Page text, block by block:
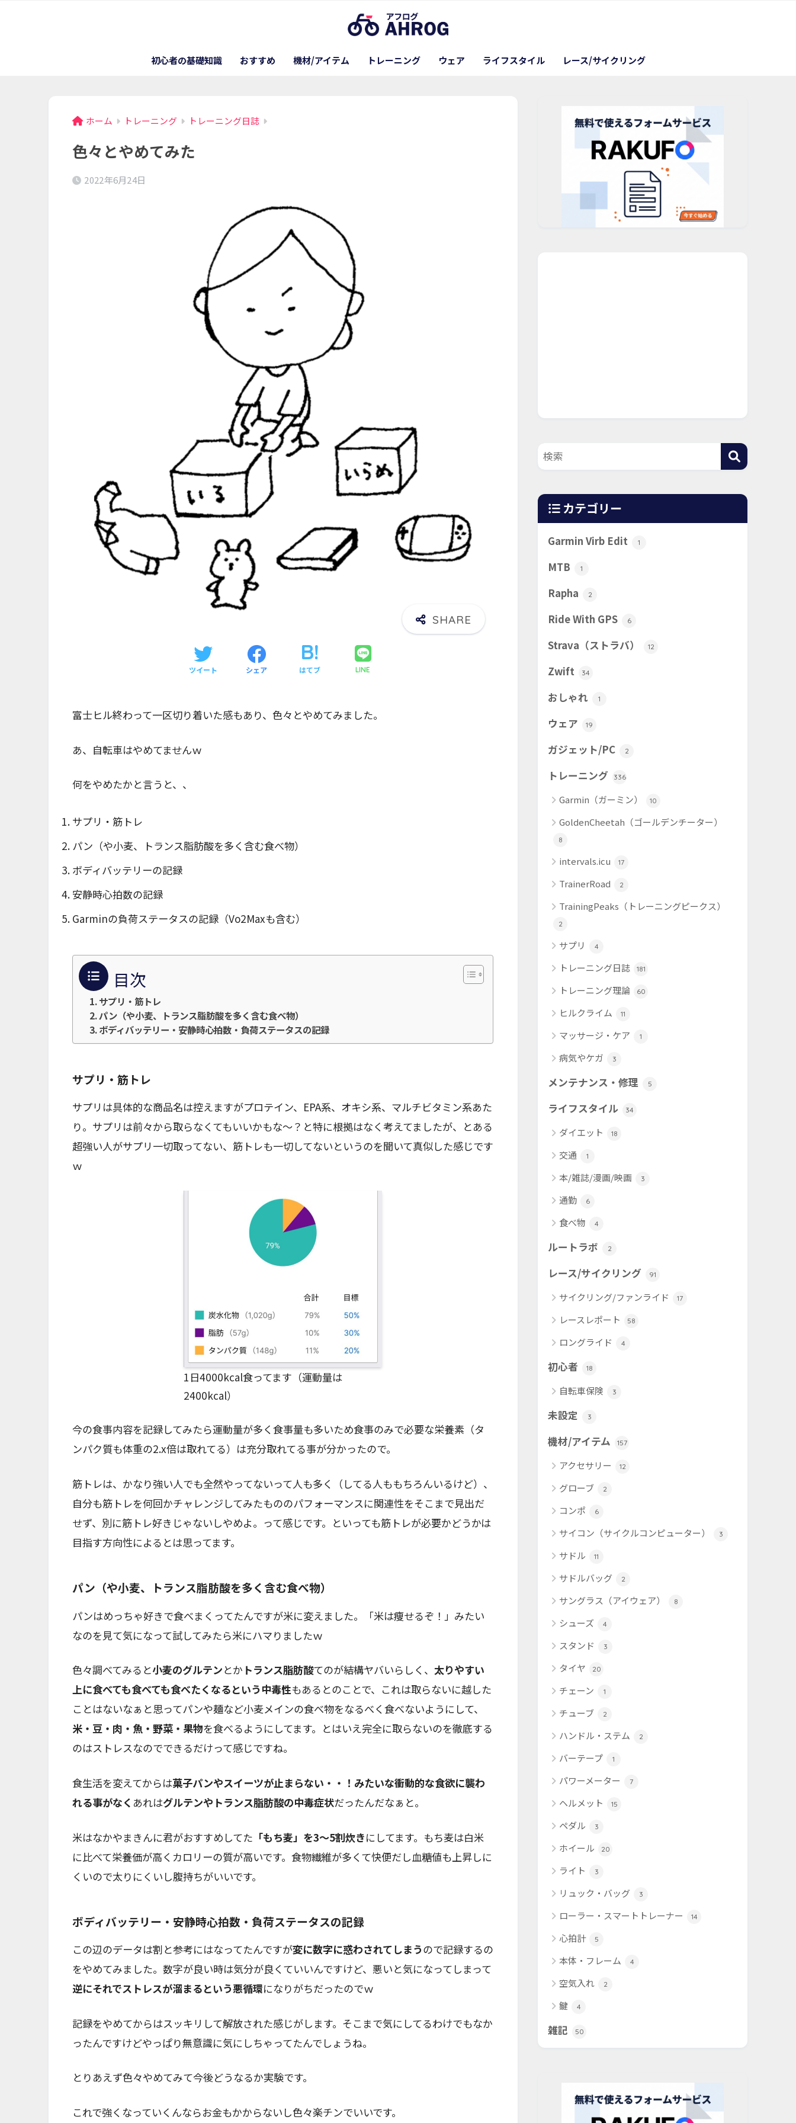
初心者の基礎知識 おすすめ 機材/アイテム トレーニング ウェア ライフスタイル レース/サイクリング
ホーム トレーニング トレーニング日誌
色々とやめてみた
2022年6月24日
ツイート シェア はてブ LINE
富士ヒル終わって一区切り着いた感もあり、色々とやめてみました。
あ、自転車はやめてませんｗ
何をやめたかと言うと、、
サプリ・筋トレ
パン（や小麦、トランス脂肪酸を多く含む食べ物）
ボディバッテリーの記録
安静時心拍数の記録
Garminの負荷ステータスの記録（Vo2Maxも含む）
目次
サプリ・筋トレ
パン（や小麦、トランス脂肪酸を多く含む食べ物）
ボディバッテリー・安静時心拍数・負荷ステータスの記録
サプリ・筋トレ
サプリは具体的な商品名は控えますがプロテイン、EPA系、オキシ系、マルチビタミン系あた
り。サプリは前々から取らなくてもいいかもな〜？と特に根拠はなく考えてましたが、とある
超強い人がサプリ一切取ってない、筋トレも一切してないというのを聞いて真似した感じです
ｗ
1日4000kcal食ってます（運動量は
2400kcal）
今の食事内容を記録してみたら運動量が多く食事量も多いため食事のみで必要な栄養素（タ
ンパク質も体重の2.x倍は取れてる）は充分取れてる事が分かったので。
筋トレは、かなり強い人でも全然やってないって人も多く（してる人ももちろんいるけど）、
自分も筋トレを何回かチャレンジしてみたもののパフォーマンスに関連性をそこまで見出だ
せず、別に筋トレ好きじゃないしやめよ。って感じです。といっても筋トレが必要かどうかは
目指す方向性によるとは思ってます。
パン（や小麦、トランス脂肪酸を多く含む食べ物）
パンはめっちゃ好きで食べまくってたんですが米に変えました。「米は痩せるぞ！」みたい
なのを見て気になって試してみたら米にハマりましたｗ
色々調べてみると小麦のグルテンとか トランス脂肪酸てのが結構ヤバいらしく、 太りやすい
上に食べても食べても食べたくなるという中毒性もあるとのことで、これは取らないに越した
ことはないなぁと思ってパンや麺など小麦メインの食べ物をなるべく食べないようにして、
米・豆・肉・魚・野菜・果物を食べるようにしてます。とはいえ完全に取らないのを徹底する
のはストレスなのでできるだけって感じですね。
食生活を変えてからは菓子パンやスイーツが止まらない・・！みたいな衝動的な食欲に襲わ
れる事がなく あれはグルテンやトランス脂肪酸の中毒症状だったんだなぁと。
米はなかやまきんに君がおすすめしてた 「もち麦」を3〜5割炊きにしてます。もち麦は白米
に比べて栄養価が高くカロリーの質が高いです。食物繊維が多くて快便だし血糖値も上昇しに
くいので太りにくいし腹持ちがいいです。
ボディバッテリー・安静時心拍数・負荷ステータスの記録
この辺のデータは割と参考にはなってたんですが変に数字に惑わされてしまうので記録するの
をやめてみました。数字が良い時は気分が良くていいんですけど、悪いと気になってしまって
逆にそれでストレスが溜まるという悪循環になりがちだったのでｗ
記録をやめてからはスッキリして解放された感じがします。そこまで気にしてるわけでもなか
ったんですけどやっぱり無意識に気にしちゃってたんでしょうね。
とりあえず色々やめてみて今後どうなるか実験です。
これで強くなっていくんならお金もかからないし色々楽チンでいいです。
カテゴリー
Garmin Virb Edit 1
MTB 1
Rapha 2
Ride With GPS 6
Strava（ストラバ） 12
Zwift 34
おしゃれ 1
ウェア 19
ガジェット/PC 2
トレーニング 336
Garmin（ガーミン） 10
GoldenCheetah（ゴールデンチーター）
8
intervals.icu 17
TrainerRoad 2
TrainingPeaks（トレーニングピークス）
2
サプリ 4
トレーニング日誌 181
トレーニング理論 60
ヒルクライム 11
マッサージ・ケア 1
病気やケガ 3
メンテナンス・修理 5
ライフスタイル 34
ダイエット 18
交通 1
本/雑誌/漫画/映画 3
通勤 6
食べ物 4
ルートラボ 2
レース/サイクリング 91
サイクリング/ファンライド 17
レースレポート 58
ロングライド 4
初心者 18
自転車保険 3
未設定 3
機材/アイテム 157
アクセサリー 12
グローブ 2
コンポ 6
サイコン（サイクルコンピューター） 3
サドル 11
サドルバッグ 2
サングラス（アイウェア） 8
シューズ 4
スタンド 3
タイヤ 20
チェーン 1
チューブ 2
ハンドル・ステム 2
バーテープ 1
パワーメーター 7
ヘルメット 15
ペダル 3
ホイール 20
ライト 3
リュック・バッグ 3
ローラー・スマートトレーナー 14
心拍計 5
本体・フレーム 4
空気入れ 2
鍵 4
雑記 50